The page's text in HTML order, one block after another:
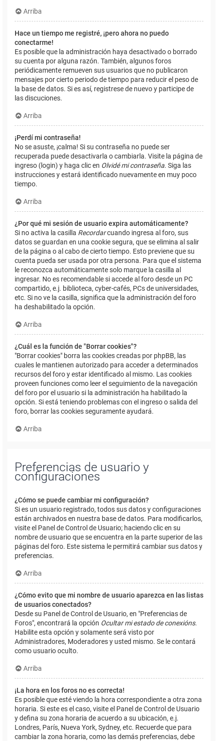
Arriba
Hace un tiempo me registré, ¡pero ahora no puedo
conectarme!
Es posible que la administración haya desactivado o borrado
su cuenta por alguna razón. También, algunos foros
periódicamente remueven sus usuarios que no publicaron
mensajes por cierto periodo de tiempo para reducir el peso de
la base de datos. Si es así, registrese de nuevo y participe de
las discuciones.
Arriba
¡Perdí mi contraseña!
No se asuste, ¡calma! Si su contraseña no puede ser
recuperada puede desactivarla o cambiarla. Visite la página de
ingreso (login) y haga clic en Olvidé mi contraseña. Siga las
instrucciones y estará identificado nuevamente en muy poco
tiempo.
Arriba
¿Por qué mi sesión de usuario expira automáticamente?
Si no activa la casilla Recordarcuando ingresa al foro, sus
datos se guardan en una cookie segura, que se elimina al salir
de la página o al cabo de cierto tiempo. Esto previene que su
cuenta pueda ser usada por otra persona. Para que el sistema
le reconozca automáticamente solo marque la casilla al
ingresar. No es recomendable si accede al foro desde un PC
compartido, e.j. biblioteca, cyber-cafés, PCs de universidades,
etc. Si no ve la casilla, significa que la administración del foro
ha deshabilitado la opción.
Arriba
¿Cuál es la función de "Borrar cookies"?
"Borrar cookies" borra las cookies creadas por phpBB, las
cuales le mantienen autorizado para acceder a determinados
recursos del foro y estar identificado al mismo. Las cookies
proveen funciones como leer el seguimiento de la navegación
del foro por el usuario si la administración ha habilitado la
opción. Si está teniendo problemas con el ingreso o salida del
foro, borrar las cookies seguramente ayudará.
Arriba
Preferencias de usuario y
configuraciones
¿Cómo se puede cambiar mi configuración?
Si es un usuario registrado, todos sus datos y configuraciones
están archivados en nuestra base de datos. Para modificarlos,
visite el Panel de Control de Usuario; haciendo clic en su
nombre de usuario que se encuentra en la parte superior de las
páginas del foro. Este sistema le permitirá cambiar sus datos y
preferencias.
Arriba
¿Cómo evito que mi nombre de usuario aparezca en las listas
de usuarios conectados?
Desde su Panel de Control de Usuario, en "Preferencias de
Foros", encontrará la opción Ocultar mi estado de conexións.
Habilite esta opción y solamente será visto por
Administradores, Moderadores y usted mismo. Se le contará
como usuario oculto.
Arriba
¡La hora en los foros no es correcta!
Es posible que esté viendo la hora correspondiente a otra zona
horaria. Si este es el caso, visite el Panel de Control de Usuario
y defina su zona horaria de acuerdo a su ubicación, e.j.
Londres, París, Nueva York, Sydney, etc. Recuerde que para
cambiar la zona horaria, como las demás preferencias, debe